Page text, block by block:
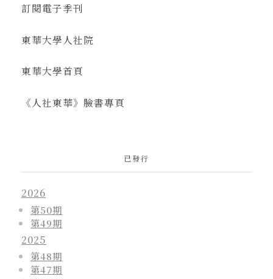
訂閱電子季刊
東華大學人社院
東華大學首頁
《人社東華》臉書專頁
已發行
2026
第50期
第49期
2025
第48期
第47期